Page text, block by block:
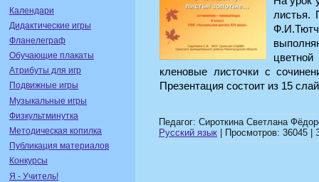
Календари
Дидактические игры
Фланелеграф
Обучающие плакаты
Атрибуты для игр
Подвижные игры
Музыкальные игры
Физкультминутка
Методическая копилка
Публикация материалов
Конкурсы
Я - Учитель!
листья.
кленовые листочки с
Презентация состоит из 15
Педагог: Сироткина Светлана
Русский язык | Просмотров: 36045 |